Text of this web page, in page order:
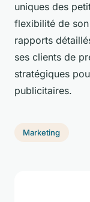
uniques des
flexibilité de
rapports
ses clients de
stratégiques
publicitaires.
Marketing